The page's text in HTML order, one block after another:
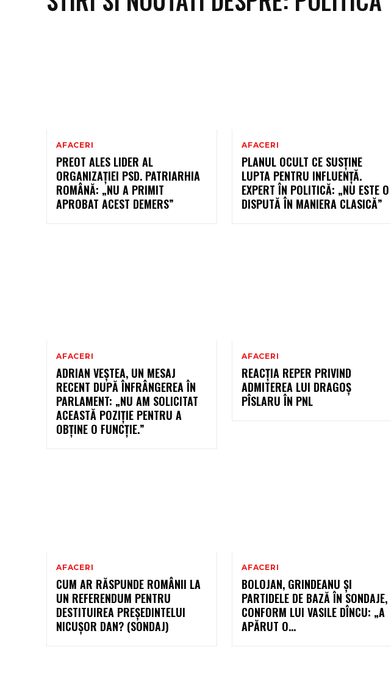
AFACERI
PREOT ALES LIDER AL
ORGANIZAȚIEI PSD. PATRIARHIA
ROMÂNĂ: „NU A PRIMIT
APROBAT ACEST DEMERS”
AFACERI
PLANUL OCULT CE SUSȚINE
LUPTA PENTRU INFLUENȚĂ.
EXPERT ÎN POLITICĂ: „NU ESTE O
DISPUTĂ ÎN MANIERA CLASICĂ”
AFACERI
ADRIAN VEȘTEA, UN MESAJ
RECENT DUPĂ ÎNFRÂNGEREA ÎN
PARLAMENT: „NU AM SOLICITAT
ACEASTĂ POZIȚIE PENTRU A
OBȚINE O FUNCȚIE.”
AFACERI
REACȚIA REPER PRIVIND
ADMITEREA LUI DRAGOȘ
PÎSLARU ÎN PNL
AFACERI
CUM AR RĂSPUNDE ROMÂNII LA
UN REFERENDUM PENTRU
DESTITUIREA PREȘEDINTELUI
NICUȘOR DAN? (SONDAJ)
AFACERI
BOLOJAN, GRINDEANU ȘI
PARTIDELE DE BAZĂ ÎN SONDAJE,
CONFORM LUI VASILE DÎNCU: „A
APĂRUT O…